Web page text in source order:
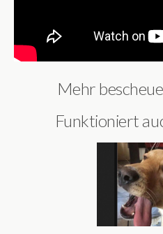
Mehr
Funktioniert